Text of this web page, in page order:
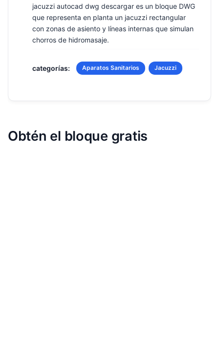
jacuzzi autocad dwg descargar es un bloque DWG
que representa en planta un jacuzzi rectangular
con zonas de asiento y líneas internas que simulan
chorros de hidromasaje.
categorías: Aparatos Sanitarios Jacuzzi
Obtén el bloque gratis